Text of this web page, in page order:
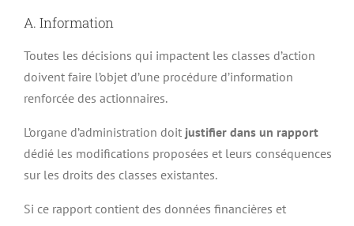
A. Information
Toutes les décisions qui impactent les classes d’action
doivent faire l’objet d’une procédure d’information
renforcée des actionnaires.
L’organe d’administration doit justifier dans un rapport
dédié les modifications proposées et leurs conséquences
sur les droits des classes existantes.
Si ce rapport contient des données financières et